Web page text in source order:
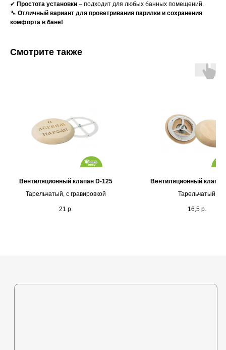
✔ Простота установки – подходит для любых банных помещений.
🔧 Отличный вариант для проветривания парилки и сохранения
комфорта в бане!
Смотрите также
Вентиляционный клапан D-125
Тарельчатый, с гравировкой
21 р.
Вентиляционный клапан
Тарельчатый
16,5 р.
Выставочная площадка
Оплата и кредитование